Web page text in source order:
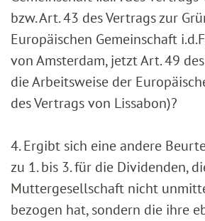
bzw. Art. 43 des Vertrags zur
Europäischen Gemeinschaft
von Amsterdam, jetzt Art. 49
die Arbeitsweise der
des Vertrags von Lissabon)?
4. Ergibt sich eine andere
zu 1. bis 3. für die Dividenden,
Muttergesellschaft nicht
bezogen hat, sondern die ihre